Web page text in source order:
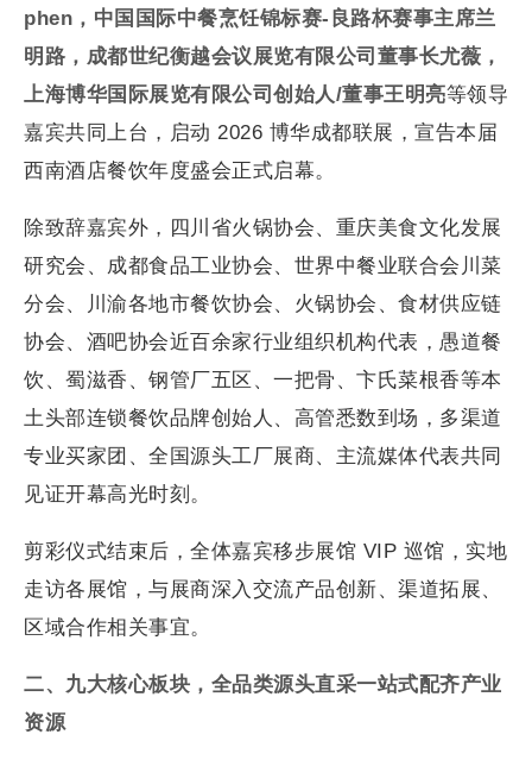
phen，中国国际中餐烹饪锦标赛-良路杯赛事主席兰
明路，成都世纪衡越会议展览有限公司董事长尤薇，
上海博华国际展览有限公司创始人/董事王明亮等领导
嘉宾共同上台，启动 2026 博华成都联展，宣告本届
西南酒店餐饮年度盛会正式启幕。
除致辞嘉宾外，四川省火锅协会、重庆美食文化发展
研究会、成都食品工业协会、世界中餐业联合会川菜
分会、川渝各地市餐饮协会、火锅协会、食材供应链
协会、酒吧协会近百余家行业组织机构代表，愚道餐
饮、蜀滋香、钢管厂五区、一把骨、卞氏菜根香等本
土头部连锁餐饮品牌创始人、高管悉数到场，多渠道
专业买家团、全国源头工厂展商、主流媒体代表共同
见证开幕高光时刻。
剪彩仪式结束后，全体嘉宾移步展馆 VIP 巡馆，实地
走访各展馆，与展商深入交流产品创新、渠道拓展、
区域合作相关事宜。
二、九大核心板块，全品类源头直采一站式配齐产业
资源